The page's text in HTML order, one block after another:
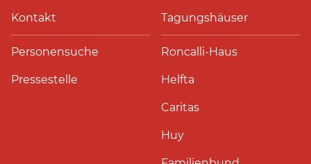
Kontakt
Personensuche
Pressestelle
Tagungshäuser
Roncalli-Haus
Helfta
Caritas
Huy